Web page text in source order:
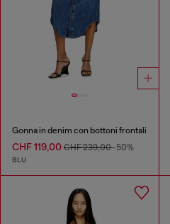
Gonna in denim con bottoni frontali
CHF 119,00 CHF 239,00-50%
BLU